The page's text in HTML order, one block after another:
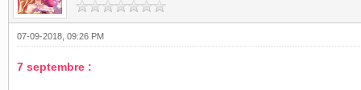
07-09-2018, 09:26 PM
7 septembre :